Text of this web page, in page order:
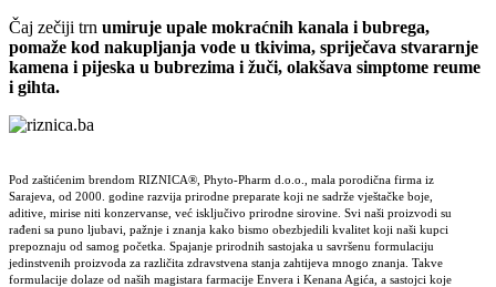
Čaj zečiji trn umiruje upale mokraćnih kanala i bubrega,
pomaže kod nakupljanja vode u tkivima, spriječava stvararnje
kamena i pijeska u bubrezima i žuči, olakšava simptome reume
i gihta.
Pod zaštićenim brendom RIZNICA®, Phyto-Pharm d.o.o., mala porodična firma iz
Sarajeva, od 2000. godine razvija prirodne preparate koji ne sadrže vještačke boje,
aditive, mirise niti konzervanse, već isključivo prirodne sirovine. Svi naši proizvodi su
rađeni sa puno ljubavi, pažnje i znanja kako bismo obezbjedili kvalitet koji naši kupci
prepoznaju od samog početka. Spajanje prirodnih sastojaka u savršenu formulaciju
jedinstvenih proizvoda za različita zdravstvena stanja zahtijeva mnogo znanja. Takve
formulacije dolaze od naših magistara farmacije Envera i Kenana Agića, a sastojci koje